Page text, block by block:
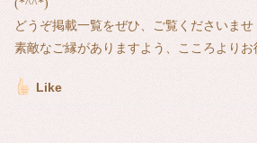
(*^^*)
どうぞ掲載一覧をぜひ、ご覧くださいませ
素敵なご縁がありますよう、こころより
Like